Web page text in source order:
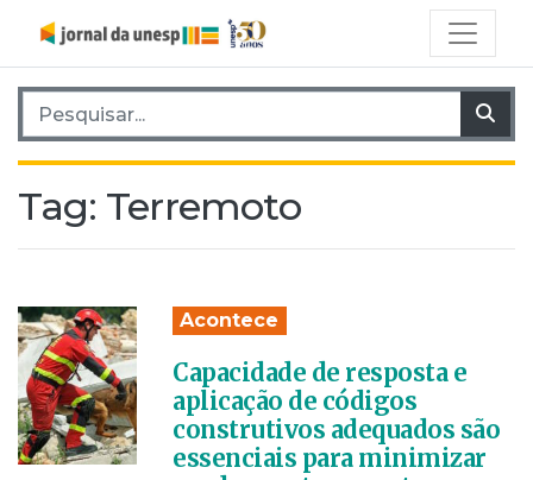
Pesquisar por:
Tag: Terremoto
Acontece
Capacidade de resposta e
aplicação de códigos
construtivos adequados são
essenciais para minimizar